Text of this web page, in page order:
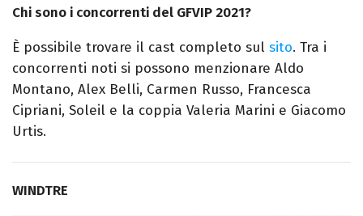
Chi sono i concorrenti del GFVIP 2021?
È possibile trovare il cast completo sul sito. Tra i
concorrenti noti si possono menzionare Aldo
Montano, Alex Belli, Carmen Russo, Francesca
Cipriani, Soleil e la coppia Valeria Marini e Giacomo
Urtis.
WINDTRE